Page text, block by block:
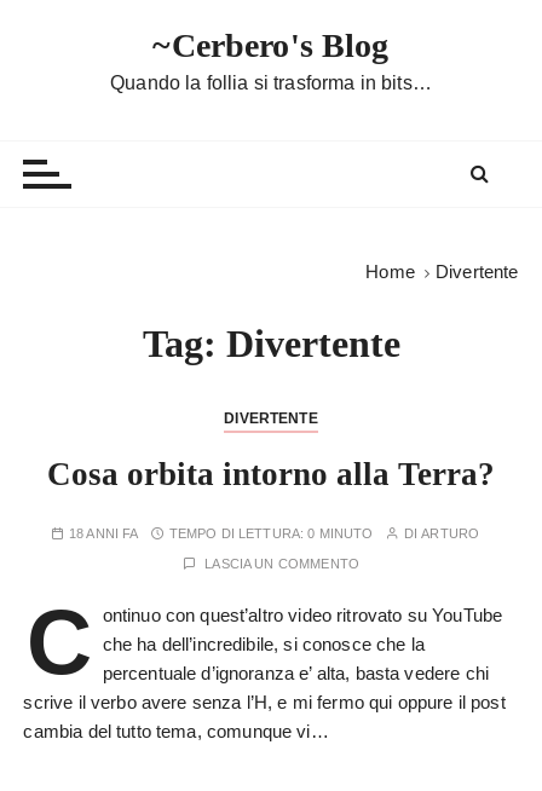
~Cerbero's Blog
Quando la follia si trasforma in bits…
Home Divertente
Tag: Divertente
DIVERTENTE
Cosa orbita intorno alla Terra?
18 ANNI FA TEMPO DI LETTURA:0 MINUTO DIARTURO
LASCIA UN COMMENTO
C
ontinuo con quest’altro video ritrovato su YouTube
che ha dell’incredibile, si conosce che la
percentuale d’ignoranza e’ alta, basta vedere chi
scrive il verbo avere senza l’H, e mi fermo qui oppure il post
cambia del tutto tema, comunque vi…